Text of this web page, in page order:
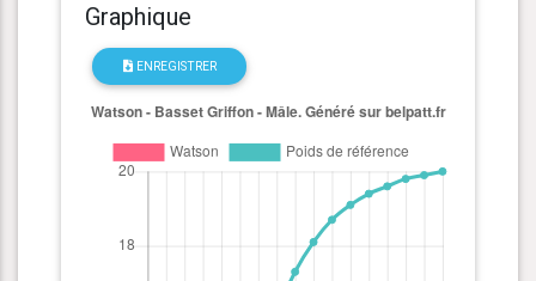
Graphique
ENREGISTRER